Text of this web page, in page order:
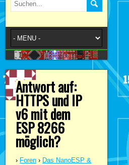
Antwort auf:
HTTPS und IP
v6 mit dem
ESP 8266
möglich?
› Foren › Das NanoESP &